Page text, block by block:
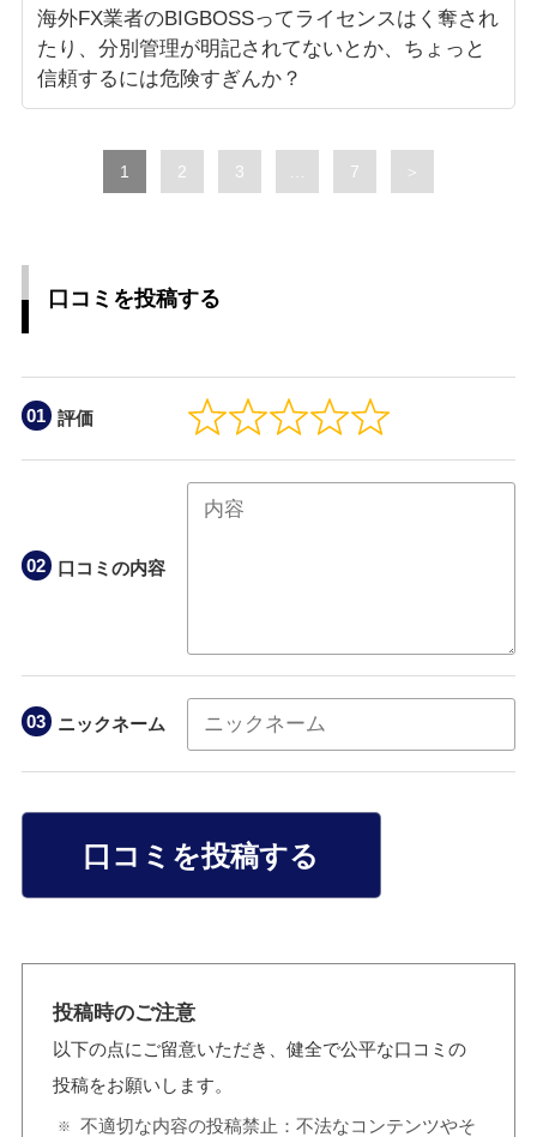
海外FX業者のBIGBOSSってライセンスはく奪され
たり、分別管理が明記されてないとか、ちょっと
信頼するには危険すぎんか？
Page
1 Page
2 Page
3 Page
7 ＞
口コミを投稿する
評価
口コミの内容
ニックネーム
口コミを投稿する
投稿時のご注意
以下の点にご留意いただき、健全で公平な口コミの
投稿をお願いします。
不適切な内容の投稿禁止：不法なコンテンツやそ